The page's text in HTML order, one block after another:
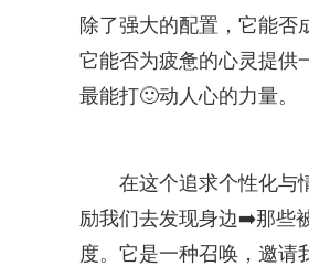
除了强大的配置，它能否
它能否为疲惫的心灵提供
最能打🙂动人心的力量。
在这个追求个性化与
励我们去发现身边➡️那些
度。它是一种召唤，邀请